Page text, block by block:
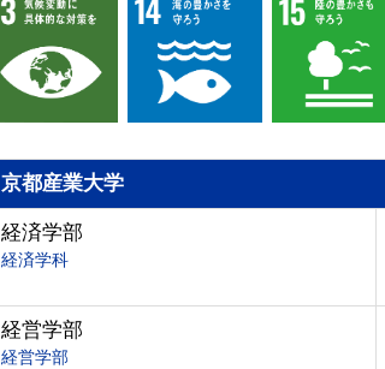
京都産業大学
経済学部
経済学科
経営学部
経営学部